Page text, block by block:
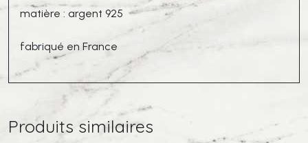
matière : argent 925
fabriqué en France
Produits similaires